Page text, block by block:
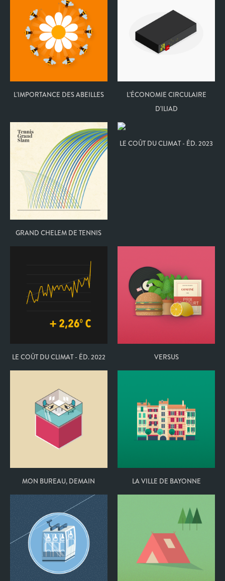
L'IMPORTANCE DES ABEILLES
L'ÉCONOMIE CIRCULAIRE
D'ILIAD
GRAND CHELEM DE TENNIS
LE COÛT DU CLIMAT - ÉD. 2023
LE COÛT DU CLIMAT - ÉD. 2022 VERSUS
MON BUREAU, DEMAIN LA VILLE DE BAYONNE